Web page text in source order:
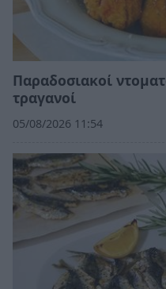
Παραδοσιακοί
τραγανοί
05/08/2026 11:54